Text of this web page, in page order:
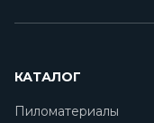
КАТАЛОГ
Пиломатериалы